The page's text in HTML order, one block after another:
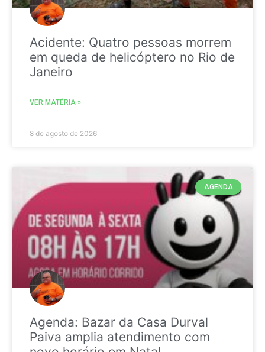
Acidente: Quatro pessoas morrem
em queda de helicóptero no Rio de
Janeiro
VER MATÉRIA »
8 de agosto de 2026
AGENDA
Agenda: Bazar da Casa Durval
Paiva amplia atendimento com